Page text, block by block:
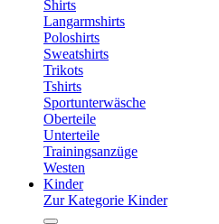
Shirts
Langarmshirts
Poloshirts
Sweatshirts
Trikots
Tshirts
Sportunterwäsche
Oberteile
Unterteile
Trainingsanzüge
Westen
Kinder
Zur Kategorie Kinder